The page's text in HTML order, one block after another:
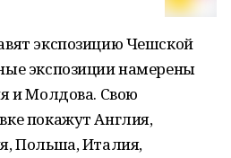
экспозицию Чешской
экспозиции намерены
и Молдова. Свою
покажут Англия,
Польша, Италия,